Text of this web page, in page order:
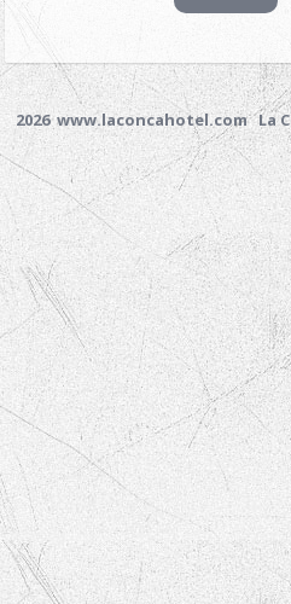
2026 www.laconcahotel.comLa